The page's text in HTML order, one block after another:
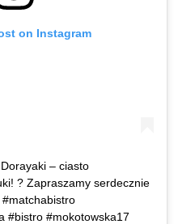
on Instagram
– ciasto
? Zapraszamy serdecznie
#bistro #mokotowska17